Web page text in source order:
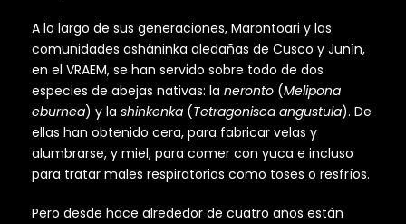
A lo largo de sus generaciones, Marontoari y las
comunidades asháninka aledañas de Cusco y Junín,
en el VRAEM, se han servido sobre todo de dos
especies de abejas nativas: la neronto (Melipona
eburnea) y la shinkenka (Tetragonisca angustula). De
ellas han obtenido cera, para fabricar velas y
alumbrarse, y miel, para comer con yuca e incluso
para tratar males respiratorios como toses o resfríos.
Pero desde hace alrededor de cuatro años están